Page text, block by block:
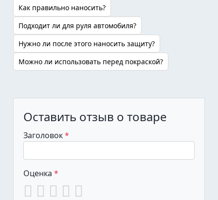
Как правильно наносить?
Подходит ли для руля автомобиля?
Нужно ли после этого наносить защиту?
Можно ли использовать перед покраской?
Оставить отзыв о товаре
Заголовок
Оценка